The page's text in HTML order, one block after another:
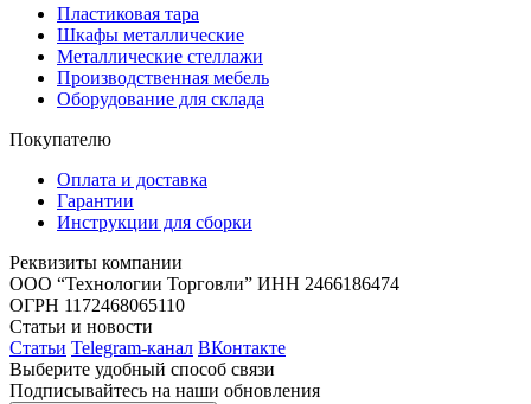
Пластиковая тара
Шкафы металлические
Металлические стеллажи
Производственная мебель
Оборудование для склада
Покупателю
Оплата и доставка
Гарантии
Инструкции для сборки
Реквизиты компании
ООО “Технологии Торговли” ИНН 2466186474
ОГРН 1172468065110
Статьи и новости
Статьи Telegram-канал ВКонтакте
Выберите удобный способ связи
Подписывайтесь на наши обновления